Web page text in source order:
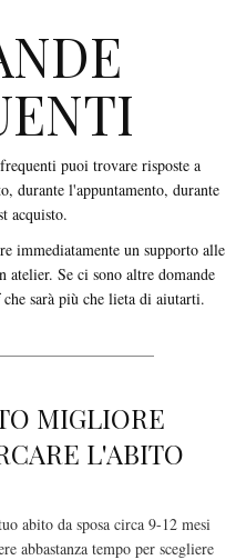
puoi trovare risposte a
durante l'appuntamento, durante
acquisto.
immediatamente un supporto alle
Se ci sono altre domande
sarà più che lieta di aiutarti.
MIGLIORE
L'ABITO
abito da sposa circa 9-12 mesi
abbastanza tempo per scegliere